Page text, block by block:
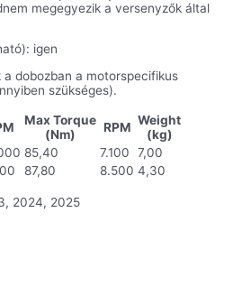
megegyezik a versenyzők által
igen
dobozban a motorspecifikus
szükséges).
Max Torque
(Nm)
RPM Weight
(kg)
85,40 7.100
7,00
87,80 8.500 4,30
2024, 2025